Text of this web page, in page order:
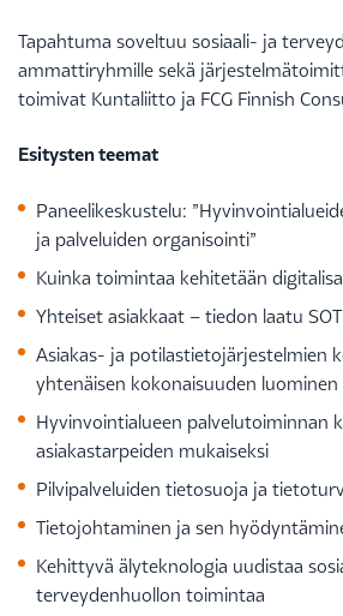
Tapahtuma soveltuu sosiaali- ja
ammattiryhmille sekä
toimivat Kuntaliitto ja FCG Finnish
Esitysten teemat
Paneelikeskustelu:
ja palveluiden organisointi”
Kuinka toimintaa kehitetään
Yhteiset asiakkaat – tiedon laatu
Asiakas- ja potilastietojärjestelmien
yhtenäisen kokonaisuuden luominen
Hyvinvointialueen palvelutoiminnan
asiakastarpeiden mukaiseksi
Pilvipalveluiden tietosuoja ja
Tietojohtaminen ja sen
Kehittyvä älyteknologia uudistaa
terveydenhuollon toimintaa